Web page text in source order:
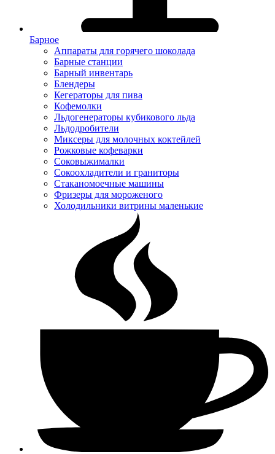
Барное
Аппараты для горячего шоколада
Барные станции
Барный инвентарь
Блендеры
Кегераторы для пива
Кофемолки
Льдогенераторы кубикового льда
Льдодробители
Миксеры для молочных коктейлей
Рожковые кофеварки
Соковыжималки
Сокоохладители и граниторы
Стаканомоечные машины
Фризеры для мороженого
Холодильники витрины маленькие